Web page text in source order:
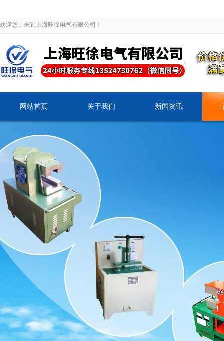
欢迎您，来到上海旺徐电气有限公司！
网站首页 关于我们 新闻资讯